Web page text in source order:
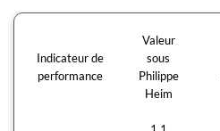
Indicateur de
performance
Valeur
sous
Philippe
Heim